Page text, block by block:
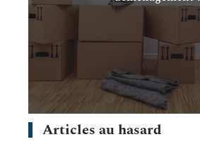
Articles au hasard